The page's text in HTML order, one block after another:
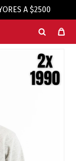
A $2500